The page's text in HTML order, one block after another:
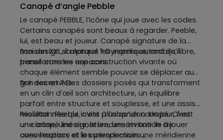
Canapé d’angle Pebble
Le canapé PEBBLE, l’icône qui joue avec les codes.
Certains canapés sont beaux à regarder. Peeble,
lui, est beau et joueur. Canapé signature de la
maison XXL, il marque les esprits autant qu’il
transforme les espaces.
Son design sculptural ? Dynamique, mobile, libre,
pensé comme une construction vivante où
chaque élément semble pouvoir se déplacer au
gré des envies.
Son secret ? Des dossiers posés qui transforment
en un clin d’œil son architecture, un équilibre
parfait entre structure et souplesse, et une assise
molletonnée qui invite à l’abandon. Un jour, il est
un canapé linéaire, le lendemain une île de
conversation, et le surlendemain une méridienne
Résultat : Peeble, c’est plus qu’un canapé. C’est
une icône, une signature, une invitation à jouer
avec l’espace et les perspectives.